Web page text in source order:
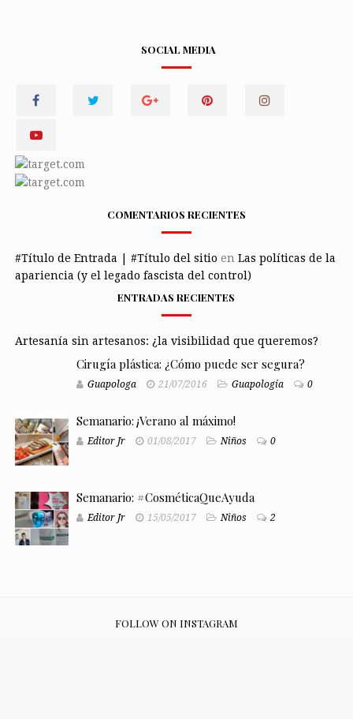
SOCIAL MEDIA
COMENTARIOS RECIENTES
#Título de Entrada | #Título del sitio en Las políticas de la
apariencia (y el legado fascista del control)
ENTRADAS RECIENTES
Artesanía sin artesanos: ¿la visibilidad que queremos?
Cirugía plástica: ¿Cómo puede ser segura?
Guapologa 21/07/2016 Guapología 0
Semanario: ¡Verano al máximo!
Editor Jr 01/08/2017 Niños 0
Semanario: #CosméticaQueAyuda
Editor Jr 15/05/2017 Niños 2
FOLLOW ON INSTAGRAM